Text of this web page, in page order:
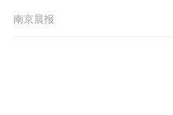
南京晨报